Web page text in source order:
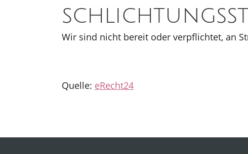
Wir sind nicht bereit oder verpflichtet, an
Quelle: eRecht24